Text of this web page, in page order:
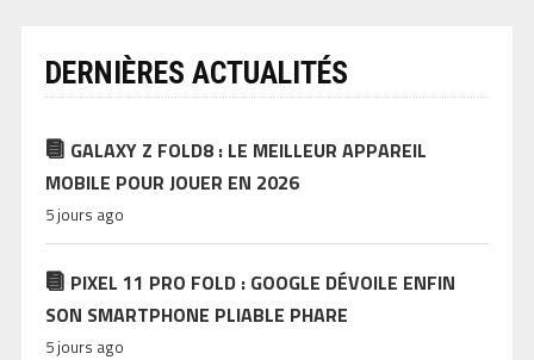
DERNIÈRES ACTUALITÉS
GALAXY Z FOLD8 : LE MEILLEUR APPAREIL
MOBILE POUR JOUER EN 2026
5 jours ago
PIXEL 11 PRO FOLD : GOOGLE DÉVOILE ENFIN
SON SMARTPHONE PLIABLE PHARE
5 jours ago